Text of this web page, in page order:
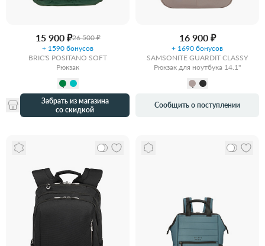
15 900 ₽26 500 ₽
+ 1590 бонусов
BRIC'S POSITANO SOFT
Рюкзак
Забрать из магазина
со скидкой
16 900 ₽
+ 1690 бонусов
SAMSONITE GUARDIT CLASSY
Рюкзак для ноутбука 14.1"
Сообщить о поступлении